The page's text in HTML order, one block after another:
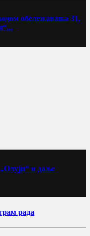
обележавања 31.
и даље
рада